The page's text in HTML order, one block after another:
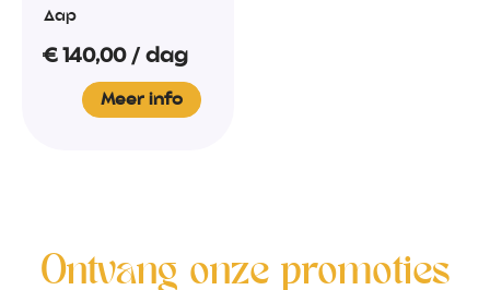
Aap
€140,00/ dag
Meer info
Ontvang onze promoties